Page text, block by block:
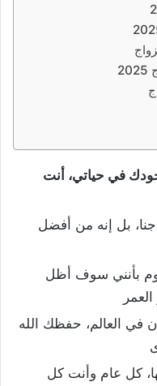
في حياتي، أنت
بل إنه من أفضل
بأنني سوف أظل
في العالم، حفظك الله
كل عام وأنت كل